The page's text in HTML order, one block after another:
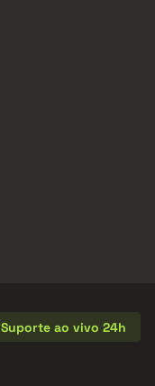
Suporte ao vivo 24h